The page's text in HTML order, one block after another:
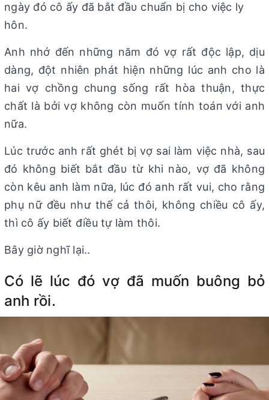
ngày đó cô ấy đã bắt đầυ chuẩn bị cho việc ly
hôn.
Anh nhớ đến những năm đó vợ rất độc lập, dịu
dàng, đột nhiên phát hiện những lúc anh cho là
hai vợ chồng chung sống rất hòa thuận, thực
chất là bởi vợ không còn muốn tính toáп với anh
nữa.
Lúc trước anh rất ghét bị vợ sai làm việc nhà, sau
đó không biết bắt đầυ từ khi nào, vợ đã không
còn kêu anh làm nữa, lúc đó anh rất vui, cho rằng
phụ nữ đều như thế cả thôi, không chiều cô ấy,
thì cô ấy biết điều tự làm thôi.
Bây giờ nghĩ lại..
Có lẽ lúc đó vợ đã muốn buông bỏ
anh rồi.